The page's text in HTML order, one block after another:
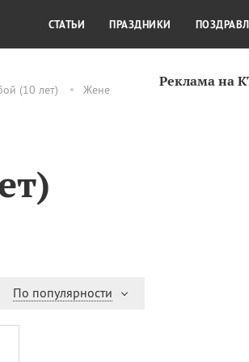
(10 лет) Жене
По популярности
Реклама на
КУЛЬТУРА
СТАТЬИ ПРАЗДНИКИ